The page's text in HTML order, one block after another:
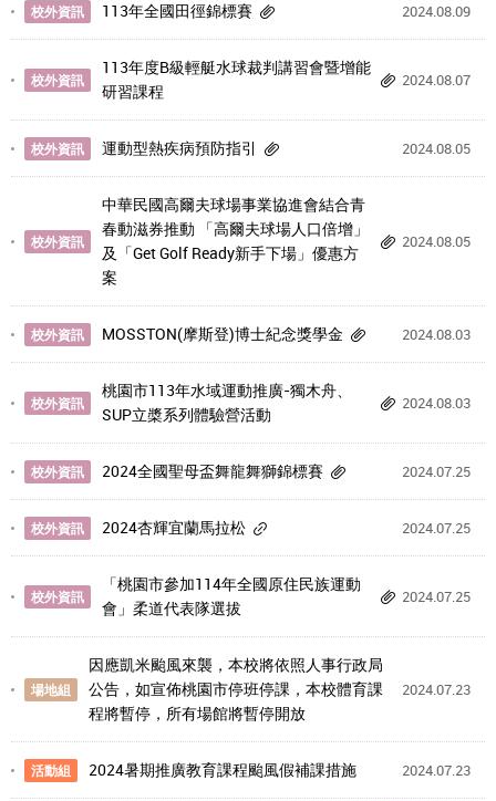
校外資訊 113年全國田徑錦標賽 2024.08.09
校外資訊
113年度B級輕艇水球裁判講習會暨增能
研習課程
2024.08.07
校外資訊 運動型熱疾病預防指引 2024.08.05
校外資訊
中華民國高爾夫球場事業協進會結合青
春動滋券推動 「高爾夫球場人口倍增」
及「Get Golf Ready新手下場」優惠方
案
2024.08.05
校外資訊 MOSSTON(摩斯登)博士紀念獎學金 2024.08.03
校外資訊
桃園市113年水域運動推廣-獨木舟、
SUP立槳系列體驗營活動
2024.08.03
校外資訊 2024全國聖母盃舞龍舞獅錦標賽 2024.07.25
校外資訊 2024杏輝宜蘭馬拉松 2024.07.25
校外資訊
「桃園市參加114年全國原住民族運動
會」柔道代表隊選拔
2024.07.25
場地組
因應凱米颱風來襲，本校將依照人事行政局
公告，如宣佈桃園市停班停課，本校體育課
程將暫停，所有場館將暫停開放
2024.07.23
活動組 2024暑期推廣教育課程颱風假補課措施 2024.07.23